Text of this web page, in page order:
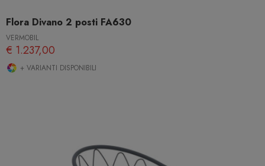
Flora Divano 2 posti FA630
VERMOBIL
€ 1.237,00
+ VARIANTI DISPONIBILI